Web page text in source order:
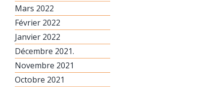
Mars 2022
Février 2022
Janvier 2022
Décembre 2021.
Novembre 2021
Octobre 2021